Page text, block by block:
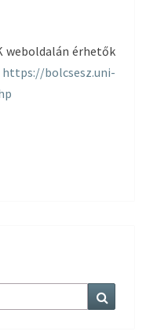
weboldalán érhetők
https://bolcsesz.uni-